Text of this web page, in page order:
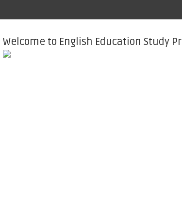
Welcome to English Education Study